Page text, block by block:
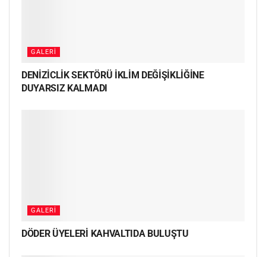
GALERI
DENİZİCLİK SEKTÖRÜ İKLİM DEĞİŞİKLİĞİNE
DUYARSIZ KALMADI
GALERI
DÖDER ÜYELERİ KAHVALTIDA BULUŞTU